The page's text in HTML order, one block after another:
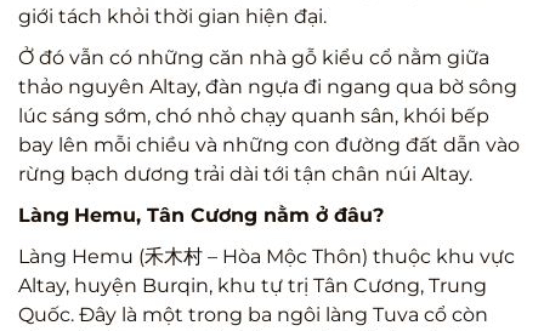
giới tách khỏi thời gian hiện đại.
Ở đó vẫn có những căn nhà gỗ kiểu cổ nằm giữa
thảo nguyên Altay, đàn ngựa đi ngang qua bờ sông
lúc sáng sớm, chó nhỏ chạy quanh sân, khói bếp
bay lên mỗi chiều và những con đường đất dẫn vào
rừng bạch dương trải dài tới tận chân núi Altay.
Làng Hemu, Tân Cương nằm ở đâu?
Làng Hemu (禾木村 – Hòa Mộc Thôn) thuộc khu vực
Altay, huyện Burqin, khu tự trị Tân Cương, Trung
Quốc. Đây là một trong ba ngôi làng Tuva cổ còn